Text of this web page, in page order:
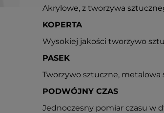
Akrylowe, z tworzywa
KOPERTA
Wysokiej jakości tworzywo
PASEK
Tworzywo sztuczne, metalowa
PODWÓJNY CZAS
Jednoczesny pomiar czasu w